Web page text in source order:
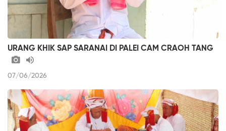
URANG KHIK SAP SARANAI DI PALEI CAM CRAOH TANG
07/06/2026